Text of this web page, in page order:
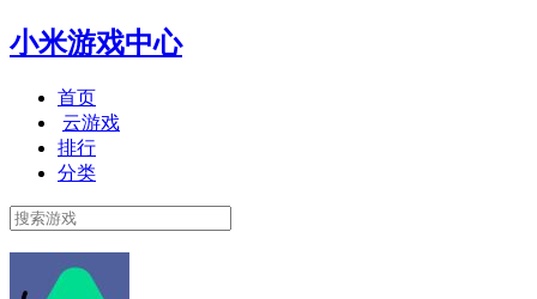
小米游戏中心
首页
云游戏
排行
分类